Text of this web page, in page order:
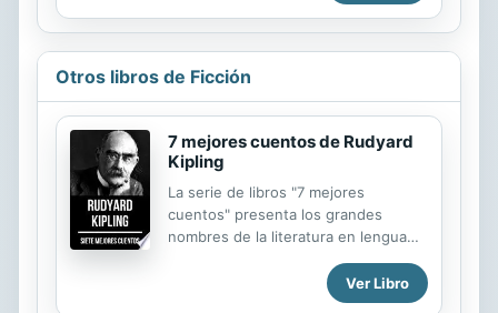
de que su padre no es el único
hombre que se ha ido del pueblo, de
todos se han ido al otro lado, a los
Estados Unidos. Un grupo de
percatado de ese hecho y ven la
oportunidad para apoderarse. Pero
una noche, durante la exhibición de
la película Los Siete Magníficos,
Nayeli tiene una revelación: Debe
Otros libros de Ficción
7 mejores cuentos de Rudyard
Kipling
La serie de libros "7 mejores
cuentos" presenta los grandes
nombres de la literatura en lengua
española. En este volumen traemos
a Rudyard Kipling, un periodista,
escritor de cuentos, poeta y
Ver Libro